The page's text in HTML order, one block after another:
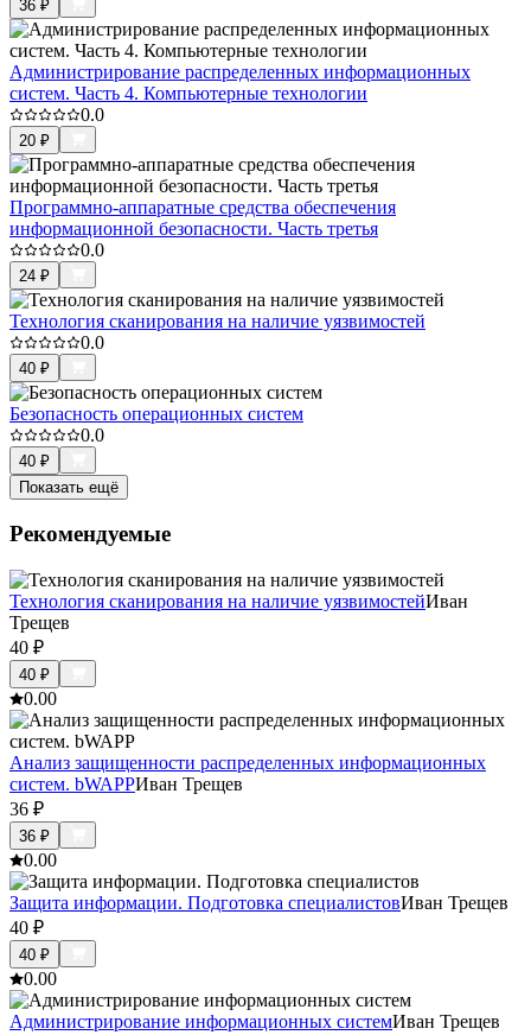
36 ₽
Администрирование распределенных информационных
систем. Часть 4. Компьютерные технологии
0.0
20 ₽
Программно-аппаратные средства обеспечения
информационной безопасности. Часть третья
0.0
24 ₽
Технология сканирования на наличие уязвимостей
0.0
40 ₽
Безопасность операционных систем
0.0
40 ₽
Показать ещё
Рекомендуемые
Технология сканирования на наличие уязвимостейИван
Трещев
40 ₽
40 ₽
0.00
Анализ защищенности распределенных информационных
систем. bWAPPИван Трещев
36 ₽
36 ₽
0.00
Защита информации. Подготовка специалистовИван Трещев
40 ₽
40 ₽
0.00
Администрирование информационных системИван Трещев